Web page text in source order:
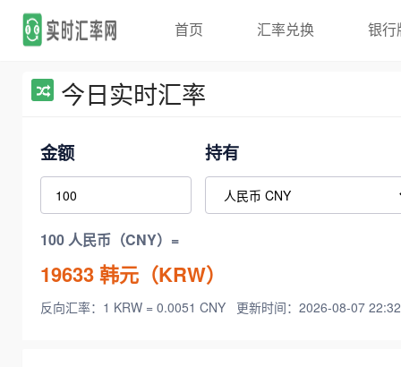
首页 汇率兑换 银行
今日实时汇率
金额 持有
100 人民币（CNY）=
19633韩元（KRW）
反向汇率：1 KRW = 0.0051 CNY 更新时间：2026-08-07